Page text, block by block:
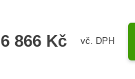
6 866 Kč vč. DPH